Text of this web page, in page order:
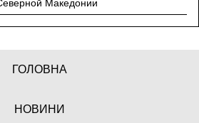
Македонии
ГОЛОВНА
НОВИНИ